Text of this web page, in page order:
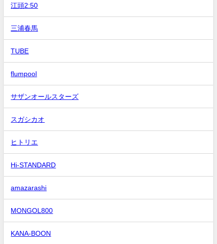
江頭2:50
三浦春馬
TUBE
flumpool
サザンオールスターズ
スガシカオ
ヒトリエ
Hi-STANDARD
amazarashi
MONGOL800
KANA-BOON